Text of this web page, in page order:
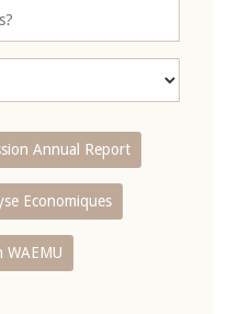
Annual Report
Economiques
WAEMU